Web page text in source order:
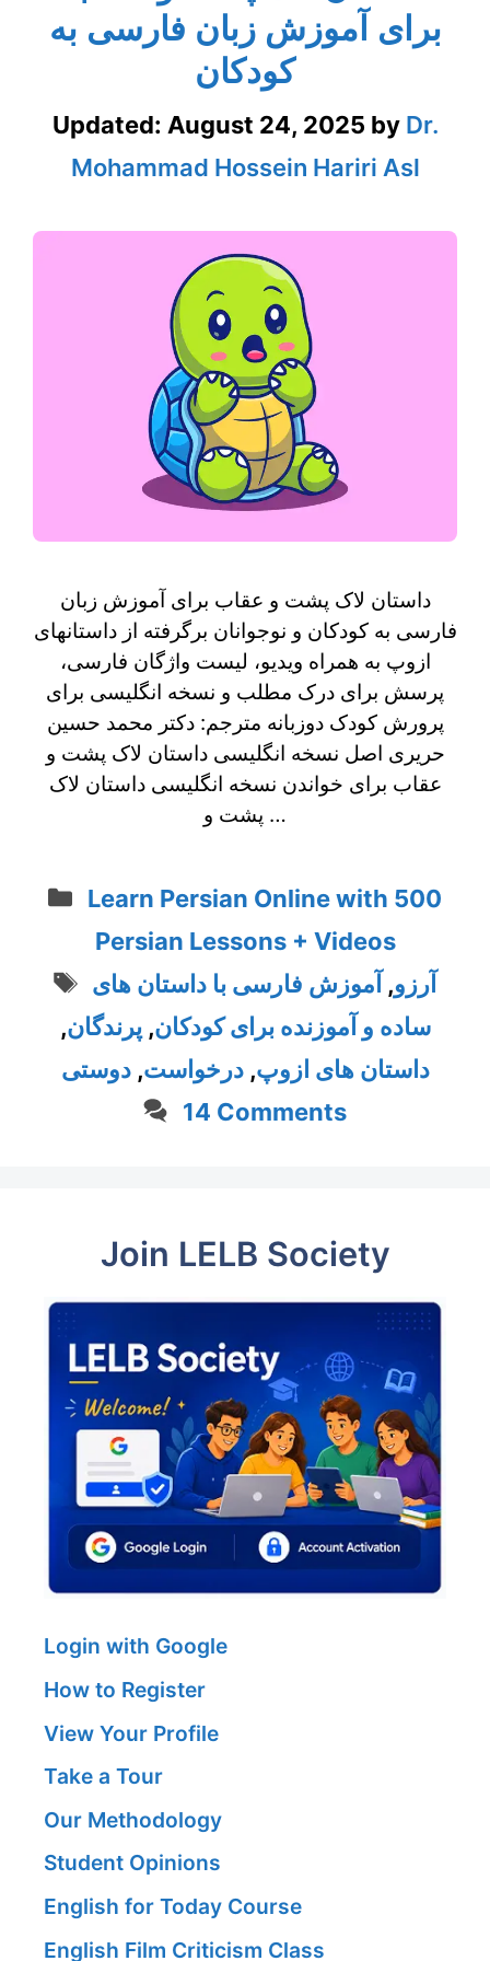
برای آموزش زبان فارسی به
کودکان
Updated: August 24, 2025 by Dr.
Mohammad Hossein Hariri Asl
داستان لاک پشت و عقاب برای آموزش زبان
فارسی به کودکان و نوجوانان برگرفته از داستانهای
ازوپ به همراه ویدیو، لیست واژگان فارسی،
پرسش برای درک مطلب و نسخه انگلیسی برای
پرورش کودک دوزبانه مترجم: دکتر محمد حسین
حریری اصل نسخه انگلیسی داستان لاک پشت و
عقاب برای خواندن نسخه انگلیسی داستان لاک
پشت و …
Categories
Learn Persian Online with 500
Persian Lessons + Videos
Tags
آرزو, آموزش فارسی با داستان های
ساده و آموزنده برای کودکان,پرندگان,
داستان های ازوپ,درخواست,دوستی
14 Comments
Join LELB Society
Login with Google
How to Register
View Your Profile
Take a Tour
Our Methodology
Student Opinions
English for Today Course
English Film Criticism Class